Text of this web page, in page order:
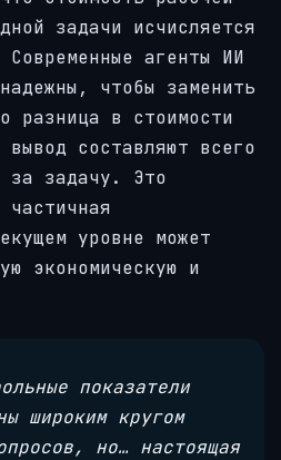
задачи исчисляется
агенты ИИ
чтобы заменить
разница в стоимости
составляют всего
за задачу. Это
уровне может
экономическую и
показатели
широким кругом
но… настоящая